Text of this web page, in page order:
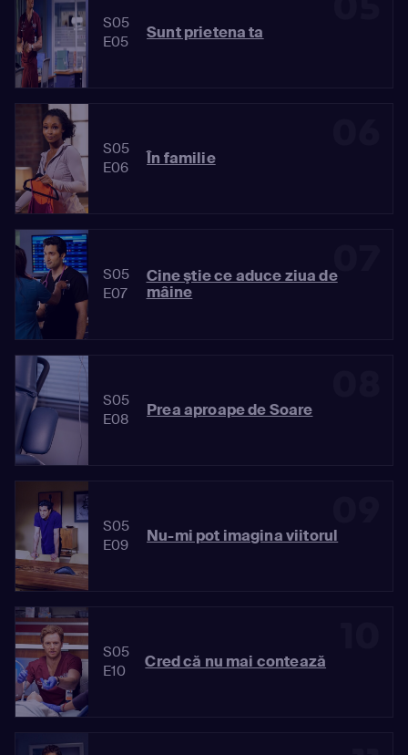
S05
E05
Sunt prietena ta
S05
E06
În familie
S05
E07
Cine ştie ce aduce ziua de
mâine
S05
E08
Prea aproape de Soare
S05
E09
Nu-mi pot imagina viitorul
S05
E10
Cred că nu mai contează